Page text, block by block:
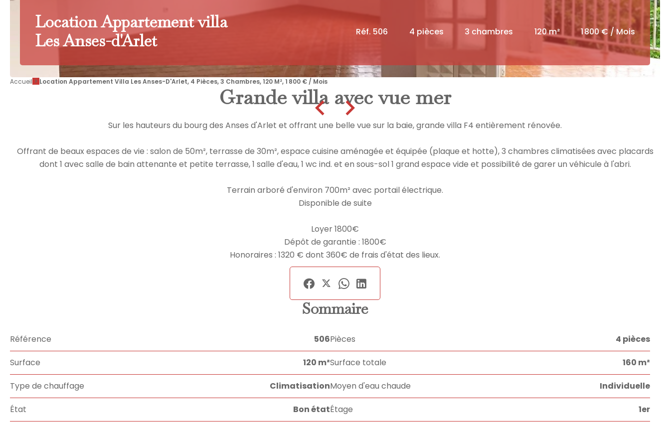
Location Appartement villa
Les Anses-d'Arlet
Réf. 506 4 pièces 3 chambres 120 m² 1 800 € / Mois
Accueil Location Appartement Villa Les Anses-D'Arlet, 4 Pièces, 3 Chambres, 120 M², 1 800 € / Mois
Grande villa avec vue mer
Sur les hauteurs du bourg des Anses d'Arlet et offrant une belle vue sur la baie, grande villa F4 entièrement rénovée.
Offrant de beaux espaces de vie : salon de 50m², terrasse de 30m², espace cuisine aménagée et équipée (plaque et hotte), 3 chambres climatisées avec placards
dont 1 avec salle de bain attenante et petite terrasse, 1 salle d'eau, 1 wc ind. et en sous-sol 1 grand espace vide et possibilité de garer un véhicule à l'abri.
Terrain arboré d'environ 700m² avec portail électrique.
Disponible de suite
Loyer 1800€
Dépôt de garantie : 1800€
Honoraires : 1320 € dont 360€ de frais d'état des lieux.
Sommaire
Référence 506Pièces 4 pièces
Surface 120 m²Surface totale 160 m²
Type de chauffage ClimatisationMoyen d'eau chaude Individuelle
État Bon étatÉtage 1er